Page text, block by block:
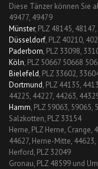
Diese Tänzer können Sie
49477, 49479
Münster, PLZ 48145,
Düsseldorf, PLZ 40210,
Paderborn, PLZ 33098,
Köln, PLZ 50667 50668
Bielefeld, PLZ 33602,
Dortmund, PLZ 44135,
44225, 44227, 44263,
Hamm, PLZ 59063, 59065,
Salzkotten, PLZ 33154
Herne, PLZ Herne, Crange,
44627, Herne-Mitte,
Herford, PLZ 32049
Gronau, PLZ 48599 und